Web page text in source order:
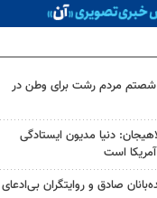
شصتم مردم رشت برای وطن در
دنیا مدیون ایستادگی
آمریکا است
صادق و روایتگران بی‌ادعای